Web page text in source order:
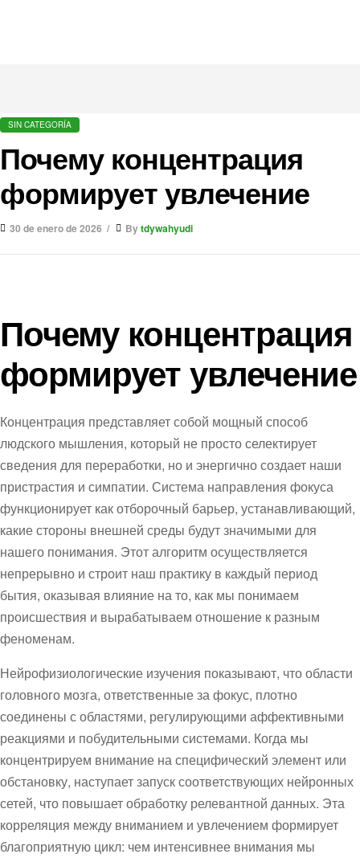
SIN CATEGORÍA
Почему концентрация
формирует увлечение
30 de enero de 2026 Bytdywahyudi
Почему концентрация
формирует увлечение
Концентрация представляет собой мощный способ
людского мышления, который не просто селектирует
сведения для переработки, но и энергично создает наши
пристрастия и симпатии. Система направления фокуса
функционирует как отборочный барьер, устанавливающий,
какие стороны внешней среды будут значимыми для
нашего понимания. Этот алгоритм осуществляется
непрерывно и строит наш практику в каждый период
бытия, оказывая влияние на то, как мы понимаем
происшествия и вырабатываем отношение к разным
феноменам.
Нейрофизиологические изучения показывают, что области
головного мозга, ответственные за фокус, плотно
соединены с областями, регулирующими аффективными
реакциями и побудительными системами. Когда мы
концентрируем внимание на специфический элемент или
обстановку, наступает запуск соответствующих нейронных
сетей, что повышает обработку релевантной данных. Эта
корреляция между вниманием и увлечением формирует
благоприятную цикл: чем интенсивнее внимания мы